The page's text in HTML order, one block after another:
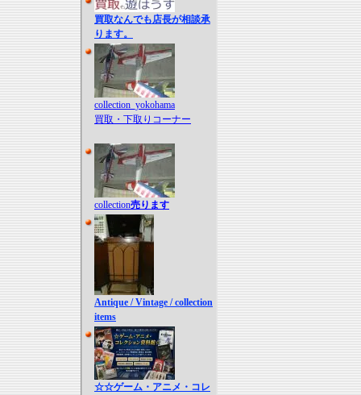
買取なんでも店長が相談承
ります。
collection_yokohama
買取・下取りコーナー
collection売ります
Antique / Vintage / collection
items
☆☆ゲーム・アニメ・コレ